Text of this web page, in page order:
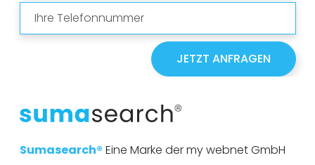
f
n
m
e
JETZT ANFRAGEN
Sumasearch® Eine Marke der my webnet GmbH